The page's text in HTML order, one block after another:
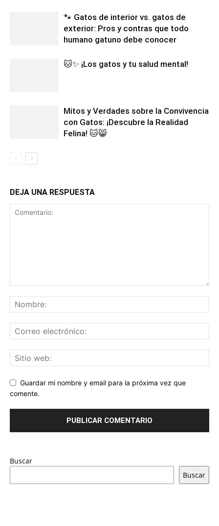
🐾 Gatos de interior vs. gatos de
exterior: Pros y contras que todo
humano gatuno debe conocer
🐱✨ ¡Los gatos y tu salud mental!
Mitos y Verdades sobre la Convivencia
con Gatos: ¡Descubre la Realidad
Felina! 🐱😸
DEJA UNA RESPUESTA
Guardar mi nombre y email para la próxima vez que
comente.
Buscar
Buscar